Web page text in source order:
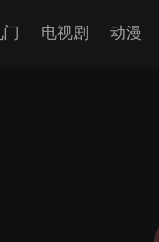
门 电视剧 动漫